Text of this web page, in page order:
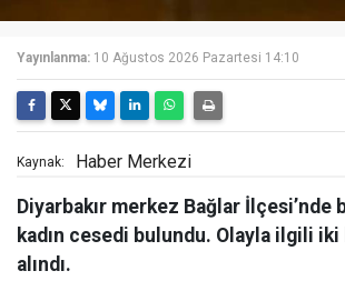
Yayınlanma: 10 Ağustos 2026 Pazartesi 14:10
Kaynak: Haber Merkezi
Diyarbakır merkez Bağlar İlçesi’nde
kadın cesedi bulundu. Olayla ilgili
alındı.